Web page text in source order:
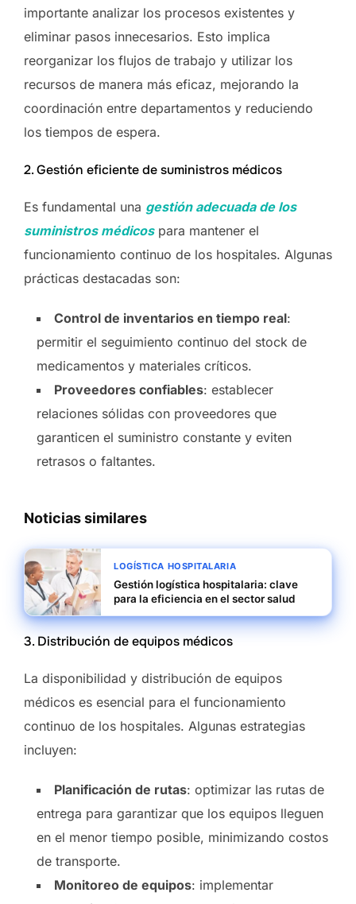
importante analizar los procesos existentes y
eliminar pasos innecesarios. Esto implica
reorganizar los flujos de trabajo y utilizar los
recursos de manera más eficaz, mejorando la
coordinación entre departamentos y reduciendo
los tiempos de espera.
2. Gestión eficiente de suministros médicos
Es fundamental una gestión adecuada de los
suministros médicospara mantener el
funcionamiento continuo de los hospitales. Algunas
prácticas destacadas son:
Control de inventarios en tiempo real:
permitir el seguimiento continuo del stock de
medicamentos y materiales críticos.
Proveedores confiables: establecer
relaciones sólidas con proveedores que
garanticen el suministro constante y eviten
retrasos o faltantes.
Noticias similares
LOGÍSTICA HOSPITALARIA
Gestión logística hospitalaria: clave
para la eficiencia en el sector salud
3. Distribución de equipos médicos
La disponibilidad y distribución de equipos
médicos es esencial para el funcionamiento
continuo de los hospitales. Algunas estrategias
incluyen:
Planificación de rutas: optimizar las rutas de
entrega para garantizar que los equipos lleguen
en el menor tiempo posible, minimizando costos
de transporte.
Monitoreo de equipos: implementar